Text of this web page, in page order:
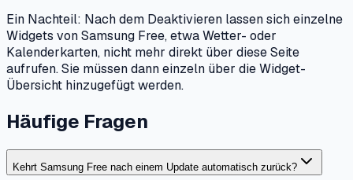
Ein Nachteil: Nach dem Deaktivieren lassen sich einzelne
Widgets von Samsung Free, etwa Wetter- oder
Kalenderkarten, nicht mehr direkt über diese Seite
aufrufen. Sie müssen dann einzeln über die Widget-
Übersicht hinzugefügt werden.
Häufige Fragen
Kehrt Samsung Free nach einem Update automatisch zurück?